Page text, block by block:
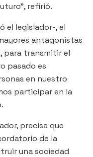
refirió.
el legislador-, el
antagonistas
para transmitir el
pasado es
en nuestro
participar en la
precisa que
de la
una sociedad